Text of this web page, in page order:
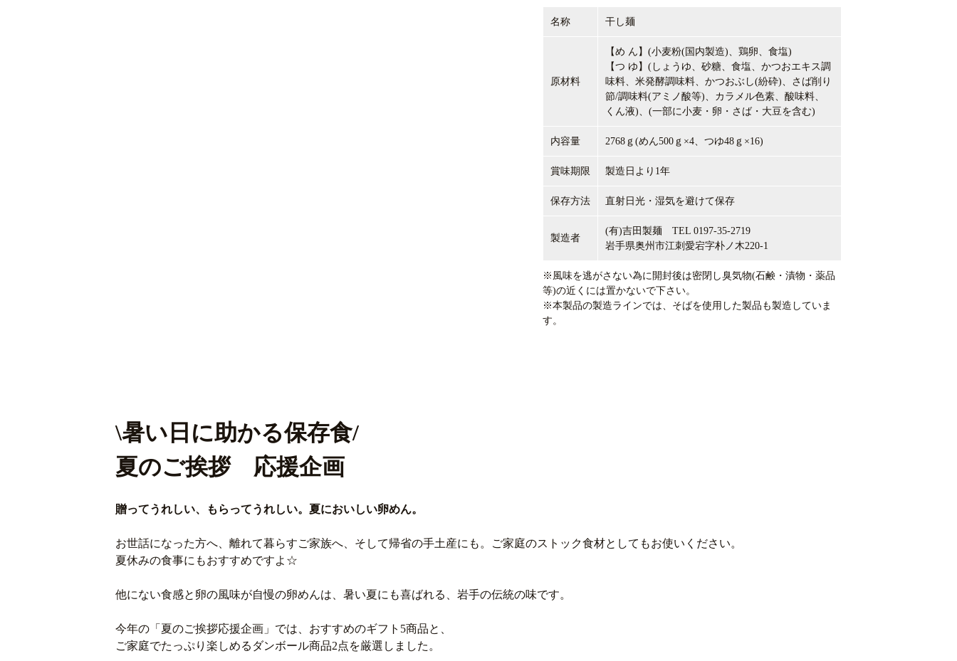
名称 干し麺
原材料
【め ん】 (小麦粉( 国内製造)、鶏卵、食塩)
【つ ゆ】 ( しょうゆ、砂糖、食塩、かつおエキス調
味料、米発酵調味料、かつおぶし(紛砕)、さば削り
節/調味料(アミノ酸等)、カラメル色素、酸味料、
くん液)、 (一部に小麦・卵・さば・大豆を含む)
内容量 2768ｇ(めん500ｇ×4、つゆ48ｇ×16)
賞味期限 製造日より1年
保存方法 直射日光・湿気を避けて保存
製造者
(有)吉田製麺 TEL 0197-35-2719
岩手県奥州市江刺愛宕字朴ノ木220-1
※風味を逃がさない為に開封後は密閉し臭気物(石鹸・漬物・薬品
等)の近くには置かないで下さい。
※本製品の製造ラインでは、そばを使用した製品も製造していま
す。
\暑い日に助かる保存食/
夏のご挨拶 応援企画
贈ってうれしい、もらってうれしい。夏においしい卵めん。
お世話になった方へ、離れて暮らすご家族へ、そして帰省の手土産にも。ご家庭のストック食材としてもお使いください。
夏休みの食事にもおすすめですよ☆
他にない食感と卵の風味が自慢の卵めんは、暑い夏にも喜ばれる、岩手の伝統の味です。
今年の「夏のご挨拶応援企画」では、おすすめのギフト5商品と、
ご家庭でたっぷり楽しめるダンボール商品2点を厳選しました。